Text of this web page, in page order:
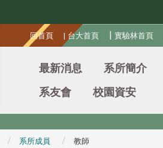
回首頁 | 台大首頁 | 實驗林首頁
最新消息 系所簡介
系友會
校園資安
系所成員 教師